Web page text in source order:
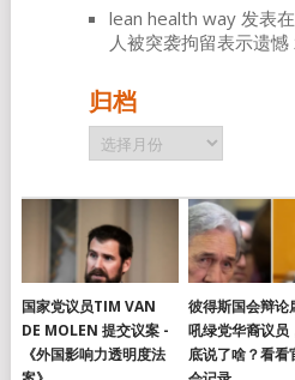
lean health way发表
人被突袭拘留表示遗
归档
归
档
国家党议员TIM VAN
DE MOLEN 提交议案 -
《外国影响力透明度法
彼得斯国会辩论
吼绿党华裔议员
底说了啥？看看